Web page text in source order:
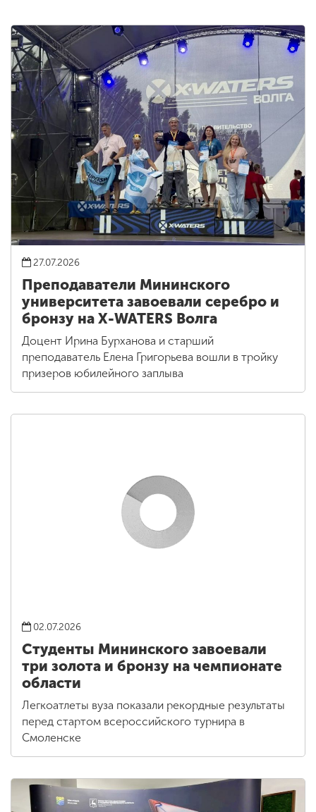
27.07.2026
Преподаватели Мининского
университета завоевали серебро и
бронзу на X-WATERS Волга
Доцент Ирина Бурханова и старший
преподаватель Елена Григорьева вошли в тройку
призеров юбилейного заплыва
02.07.2026
Студенты Мининского завоевали
три золота и бронзу на чемпионате
области
Легкоатлеты вуза показали рекордные результаты
перед стартом всероссийского турнира в
Смоленске